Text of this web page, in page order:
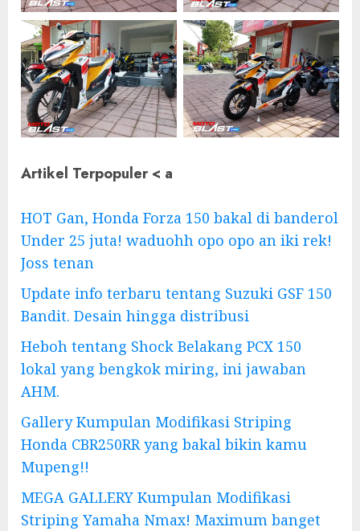
Artikel Terpopuler < a
HOT Gan, Honda Forza 150 bakal di banderol
Under 25 juta! waduohh opo opo an iki rek!
Joss tenan
Update info terbaru tentang Suzuki GSF 150
Bandit. Desain hingga distribusi
Heboh tentang Shock Belakang PCX 150
lokal yang bengkok miring, ini jawaban
AHM.
Gallery Kumpulan Modifikasi Striping
Honda CBR250RR yang bakal bikin kamu
Mupeng!!
MEGA GALLERY Kumpulan Modifikasi
Striping Yamaha Nmax! Maximum banget